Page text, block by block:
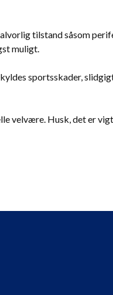
tilstand såsom
muligt.
sportsskader,
velvære. Husk, det er